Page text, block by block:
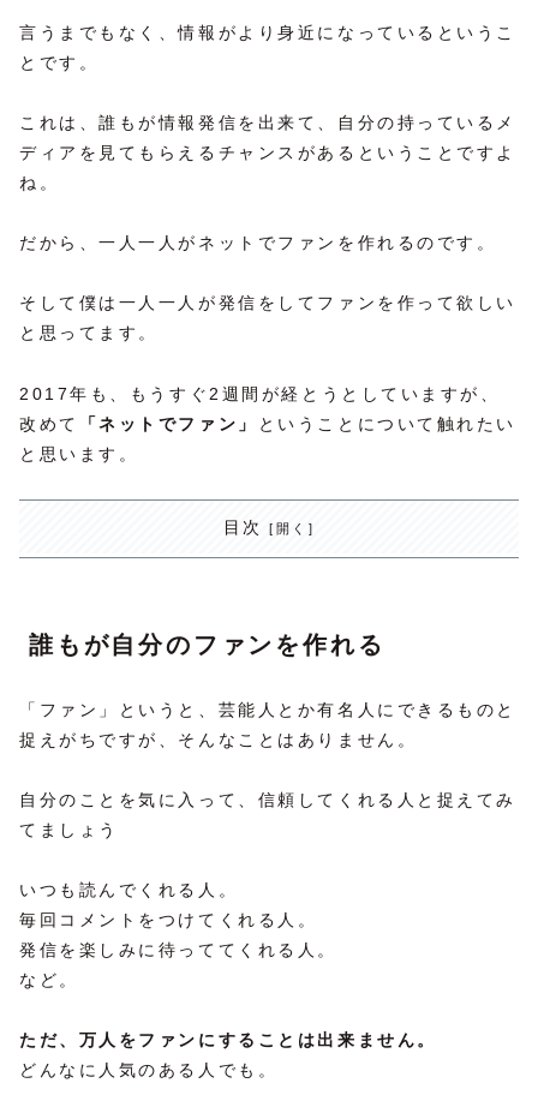
言うまでもなく、情報がより身近になっているというこ
とです。
これは、誰もが情報発信を出来て、自分の持っているメ
ディアを見てもらえるチャンスがあるということですよ
ね。
だから、一人一人がネットでファンを作れるのです。
そして僕は一人一人が発信をしてファンを作って欲しい
と思ってます。
2017年も、もうすぐ2週間が経とうとしていますが、
改めて
「ネットでファン」
ということについて触れたい
と思います。
目次
誰もが自分のファンを作れる
「ファン」というと、芸能人とか有名人にできるものと
捉えがちですが、そんなことはありません。
自分のことを気に入って、信頼してくれる人と捉えてみ
てましょう
いつも読んでくれる人。
毎回コメントをつけてくれる人。
発信を楽しみに待っててくれる人。
など。
ただ、万人をファンにすることは出来ません。
どんなに人気のある人でも。